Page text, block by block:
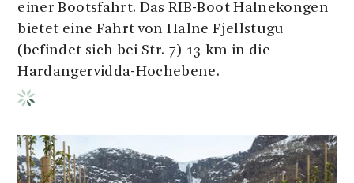
einer Bootsfahrt. Das RIB-Boot Halnekongen
bietet eine Fahrt von Halne Fjellstugu
(befindet sich bei Str. 7) 13 km in die
Hardangervidda-Hochebene.